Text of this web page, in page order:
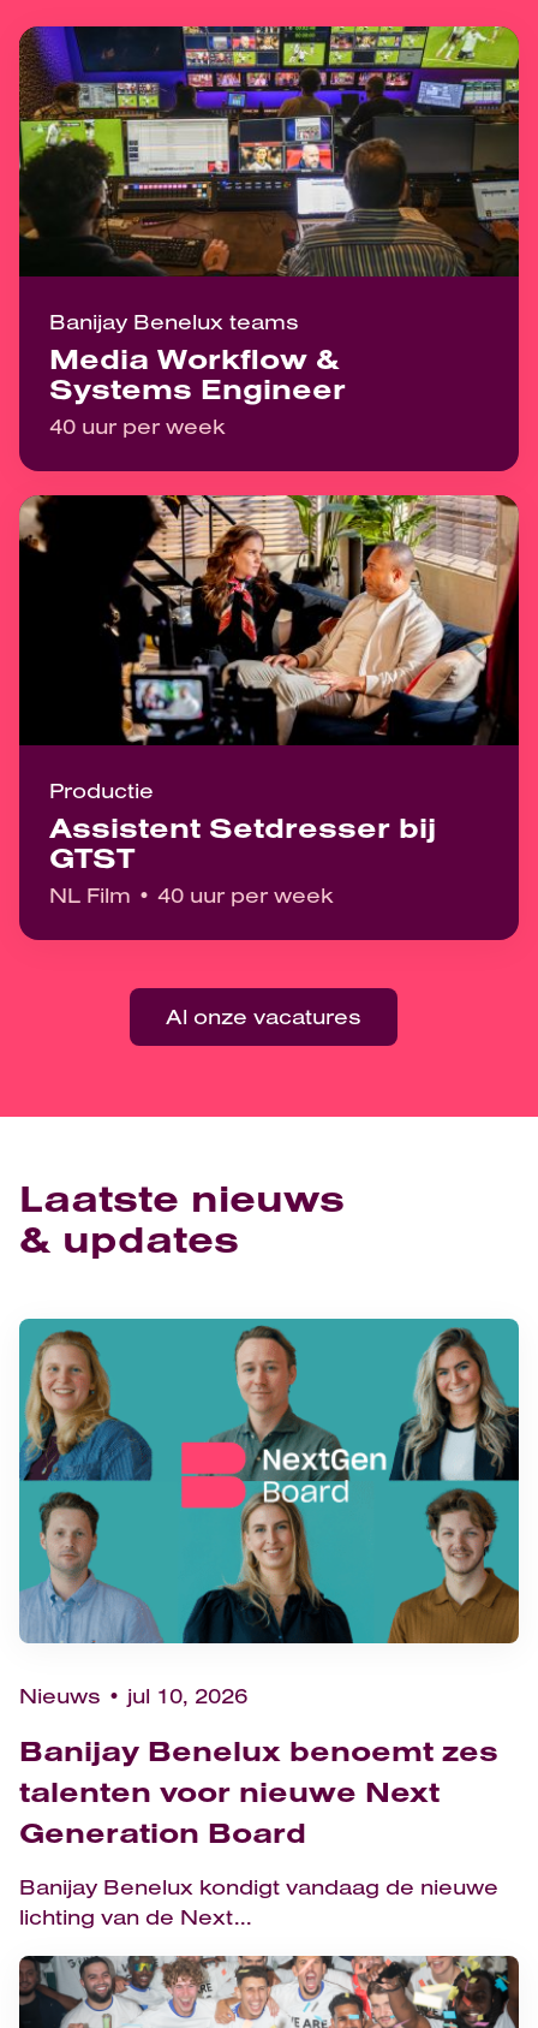
Banijay Benelux teams
Media Workflow &
Systems Engineer
40 uur per week
Productie
Assistent Setdresser bij
GTST
NL Film 40 uur per week
Al onze vacatures
Laatste nieuws
& updates
Nieuws jul 10, 2026
Banijay Benelux benoemt zes
talenten voor nieuwe Next
Generation Board
Banijay Benelux kondigt vandaag de nieuwe
lichting van de Next...